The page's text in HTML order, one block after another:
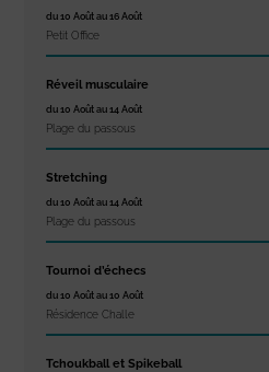
du 10 Août au 16 Août
Petit Office
Réveil musculaire
du 10 Août au 14 Août
Plage du passous
Stretching
du 10 Août au 14 Août
Plage du passous
Tournoi d’échecs
du 10 Août au 10 Août
Résidence Challe
Tchoukball et Spikeball